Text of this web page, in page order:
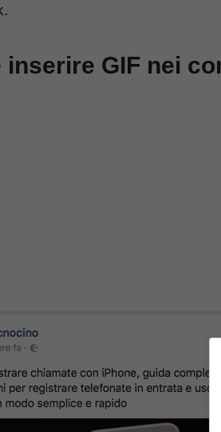
inserire GIF nei